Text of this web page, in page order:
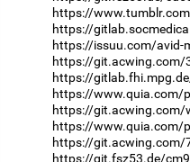
https://
https://
https://issuu.com/avid-
https://
https://
https://www.quia.com/
https://
https://www.quia.com/
https://
https://git.fsz53.de/